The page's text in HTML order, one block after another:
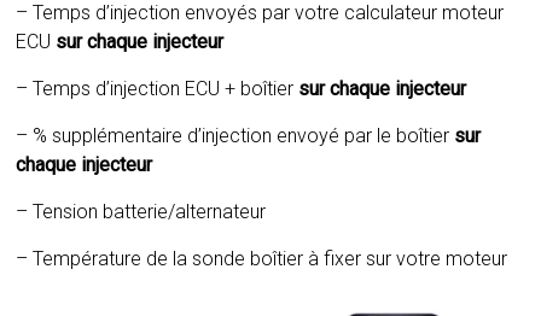
– Temps d’injection envoyés par votre calculateur moteur
ECU sur chaque injecteur
– Temps d’injection ECU + boîtier sur chaque injecteur
– % supplémentaire d’injection envoyé par le boîtier sur
chaque injecteur
– Tension batterie/alternateur
– Température de la sonde boîtier à fixer sur votre moteur